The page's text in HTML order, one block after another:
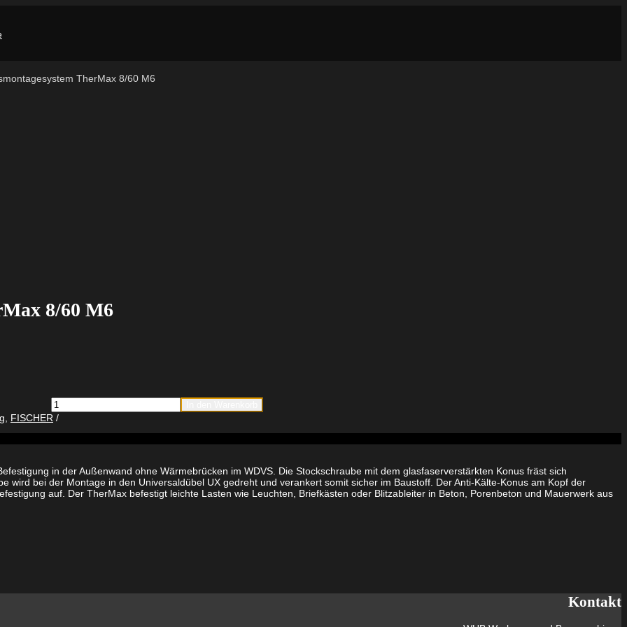
TherMax 8/60 M6
8/60 M6
fischer
Abstandsmontagesystem
TherMax
8/60
M6
FISCHER
in der Außenwand ohne Wärmebrücken im WDVS. Die Stockschraube mit dem glasfaserverstärkten Konus fräst sich
wird bei der Montage in den Universaldübel UX gedreht und verankert somit sicher im Baustoff. Der Anti-Kälte-Konus am Kopf der
auf. Der TherMax befestigt leichte Lasten wie Leuchten, Briefkästen oder Blitzableiter in Beton, Porenbeton und Mauerwerk aus
Kontakt